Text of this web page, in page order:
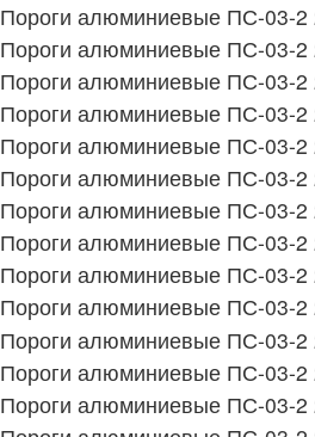
Пороги алюминиевые ПС-03-2
Пороги алюминиевые ПС-03-2
Пороги алюминиевые ПС-03-2
Пороги алюминиевые ПС-03-2
Пороги алюминиевые ПС-03-2
Пороги алюминиевые ПС-03-2
Пороги алюминиевые ПС-03-2
Пороги алюминиевые ПС-03-2
Пороги алюминиевые ПС-03-2
Пороги алюминиевые ПС-03-2
Пороги алюминиевые ПС-03-2
Пороги алюминиевые ПС-03-2
Пороги алюминиевые ПС-03-2